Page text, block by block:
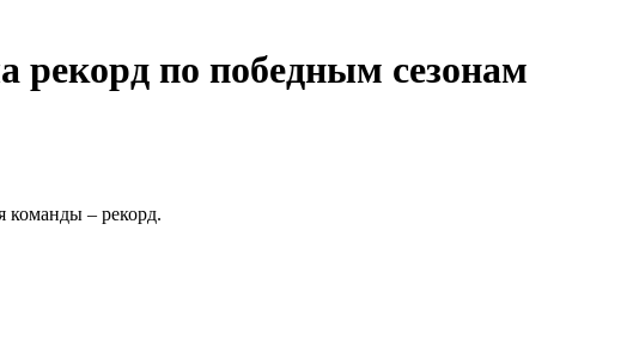
рекорд по победным сезонам
команды – рекорд.